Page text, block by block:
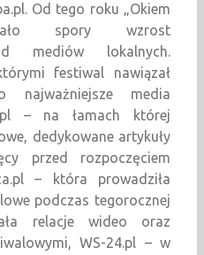
Od tego roku „Okiem
spory wzrost
mediów lokalnych.
festiwal nawiązał
najważniejsze media
– na łamach której
dedykowane artykuły
przed rozpoczęciem
– która prowadziła
podczas tegorocznej
relacje wideo oraz
WS-24.pl – w